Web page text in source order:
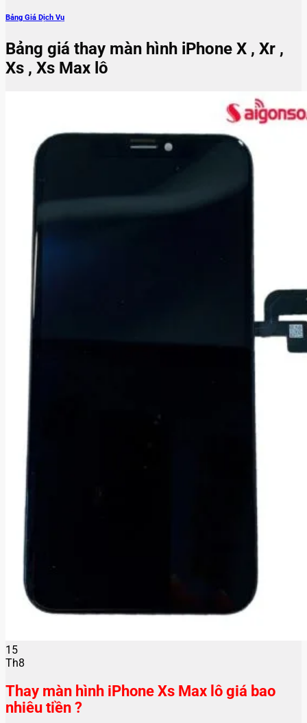
Bảng Giá Dịch Vụ
Bảng giá thay màn hình iPhone X , Xr ,
Xs , Xs Max lô
15
Th8
Thay màn hình iPhone Xs Max lô giá bao
nhiêu tiền ?